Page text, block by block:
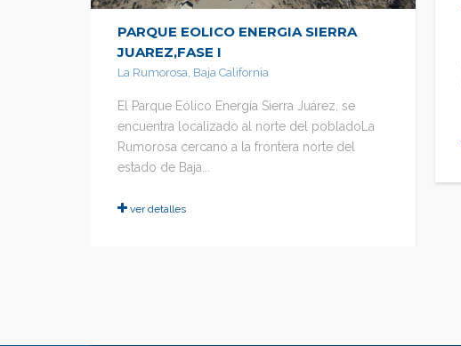
PARQUE EOLICO ENERGIA SIERRA
JUAREZ,FASE I
La Rumorosa, Baja California
El Parque Eólico Energía Sierra Juárez, se
encuentra localizado al norte del pobladoLa
Rumorosa cercano a la frontera norte del
estado de Baja...
ver detalles